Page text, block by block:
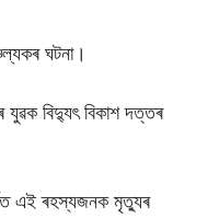
ঘটনা।
যুৱক বিদ্যুৎ বিকাশ দত্তৰ
এই ৰহস্যজনক মৃত্যুৰ